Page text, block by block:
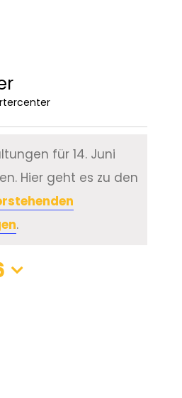
für 14. Juni
Hier geht es zu den
.